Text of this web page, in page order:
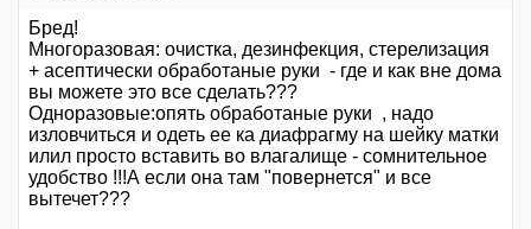
Бред!
Многоразовая: очистка, дезинфекция, стерелизация
+ асептически обработаные руки - где и как вне дома
вы можете это все сделать???
Одноразовые:опять обработаные руки , надо
изловчиться и одеть ее ка диафрагму на шейку матки
илил просто вставить во влагалище - сомнительное
удобство !!!А если она там "повернется" и все
вытечет???